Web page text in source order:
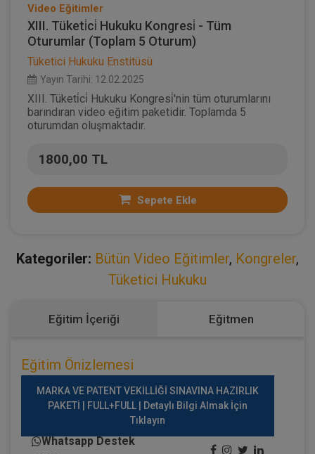
Video Eğitimler
XIII. Tüketi̇ci̇ Hukuku Kongresi̇ - Tüm
Oturumlar (Toplam 5 Oturum)
Tüketici Hukuku Enstitüsü
Yayın Tarihi: 12.02.2025
XIII. Tüketi̇ci̇ Hukuku Kongresi̇'nin tüm oturumlarını
barındıran video eğitim paketidir. Toplamda 5
oturumdan oluşmaktadır.
1800,00 TL
Sepete Ekle
Kategoriler: Bütün Video Eğitimler, Kongreler,
Tüketici Hukuku
Eğitim İçeriği Eğitmen
Eğitim Önizlemesi